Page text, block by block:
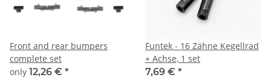
Front and rear bumpers
complete set
only 12,26 € *
Funtek - 16 Zähne Kegellrad
+ Achse, 1 set
7,69 € *